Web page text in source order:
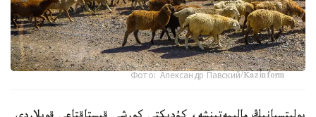
Фото: Александр Павский/Kazinform